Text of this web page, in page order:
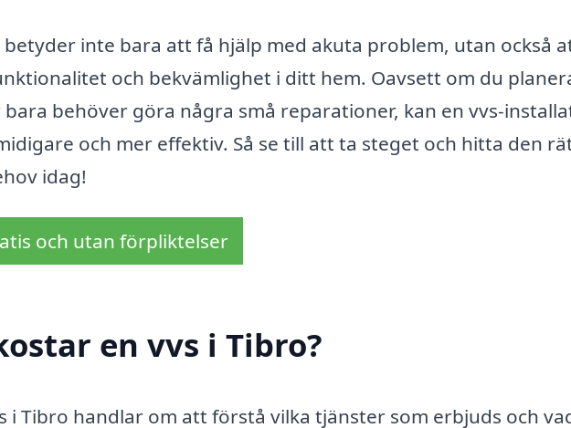
inte bara att få hjälp med akuta problem, utan också
och bekvämlighet i ditt hem. Oavsett om du
behöver göra några små reparationer, kan en vvs-
och mer effektiv. Så se till att ta steget och hitta den
idag!
och utan förpliktelser
en vvs i Tibro?
i Tibro handlar om att förstå vilka tjänster som erbjuds och